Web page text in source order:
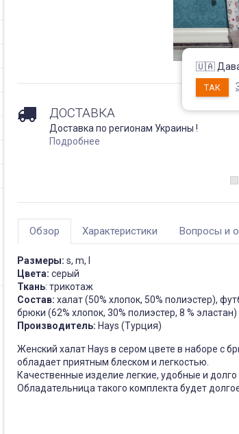
Непромокаемый чехол на
матрас Grey защитный
Запитання 91905
Розмір 180 на 200, має висоту
лише 20 см матрас: підійде цей
варіант? Чи не створює цей
матеріал шурхотіння при
користуванні??! Він як чохол чи
односторонній? Дякую за
відповідь
ДОСТАВКА
Доставка по регионам Украины !
Подробнее
Обзор Характеристики Вопросы и
Размеры: s, m, l
Цвета: серый
Ткань: трикотаж
Состав: халат (50% хлопок, 50% полиэстер),
брюки (62% хлопок, 30% полиэстер, 8 % эластан)
Производитель: Hays (Турция)
Женский халат Hays в сером цвете в наборе с
обладает приятным блеском и легкостью.
Качественные изделие легкие, удобные и
Обладательница такого комплекта будет
🇺🇦
ТАК